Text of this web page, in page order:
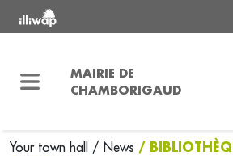
MAIRIE DE
CHAMBORIGAUD
Your town hall / News /